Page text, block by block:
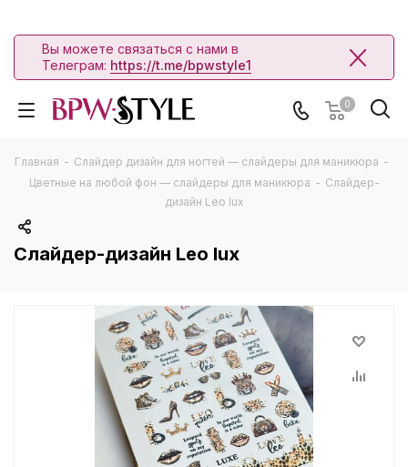
Вы можете связаться с нами в
Телеграм: https://t.me/bpwstyle1
0
Главная - Слайдер дизайн для ногтей — слайдеры для маникюра -
Цветные на любой фон — слайдеры для маникюра - Слайдер-
дизайн Leo lux
Слайдер-дизайн Leo lux